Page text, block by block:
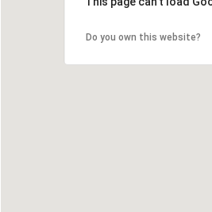
Do you own this website?